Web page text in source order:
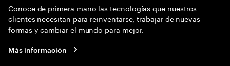
Conoce de primera mano las tecnologías que nuestros
clientes necesitan para reinventarse, trabajar de nuevas
formas y cambiar el mundo para mejor.
Más información